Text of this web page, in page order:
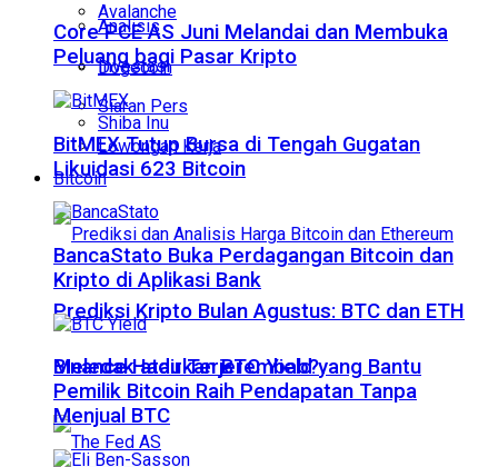
Analisis
Investasi
Siaran Pers
Lowongan Kerja
Avalanche
Dogecoin
Shiba Inu
Bitcoin
Prediksi Kripto Bulan Agustus: BTC dan ETH
Meledak atau Terjerembab?
Core PCE AS Juni Melandai dan Membuka
Peluang bagi Pasar Kripto
BitMEX Tutup Bursa di Tengah Gugatan
Likuidasi 623 Bitcoin
BancaStato Buka Perdagangan Bitcoin dan
Kripto di Aplikasi Bank
Binance Hadirkan BTC Yield yang Bantu
Pemilik Bitcoin Raih Pendapatan Tanpa
Menjual BTC